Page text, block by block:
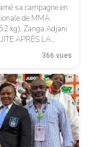
© 237lions.com
sa campagne en
de MMA.
kg), Zanga Adjani
APRÈS LA
combattante366 vues